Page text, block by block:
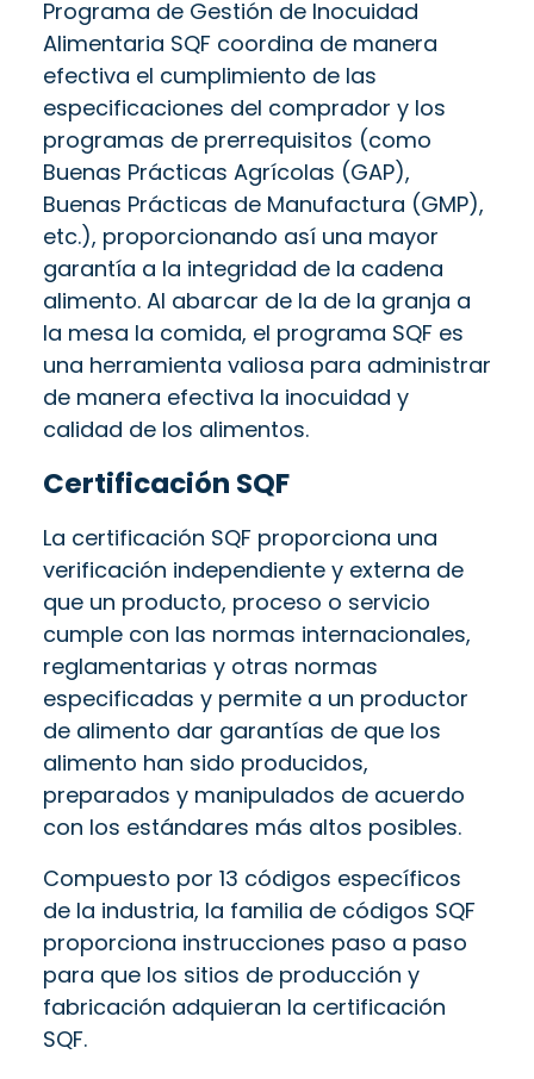
Programa de Gestión de Inocuidad
Alimentaria SQF coordina de manera
efectiva el cumplimiento de las
especificaciones del comprador y los
programas de prerrequisitos (como
Buenas Prácticas Agrícolas (GAP),
Buenas Prácticas de Manufactura (GMP),
etc.), proporcionando así una mayor
garantía a la integridad de la cadena
alimento. Al abarcar de la de la granja a
la mesa la comida, el programa SQF es
una herramienta valiosa para administrar
de manera efectiva la inocuidad y
calidad de los alimentos.
Certificación SQF
La certificación SQF proporciona una
verificación independiente y externa de
que un producto, proceso o servicio
cumple con las normas internacionales,
reglamentarias y otras normas
especificadas y permite a un productor
de alimento dar garantías de que los
alimento han sido producidos,
preparados y manipulados de acuerdo
con los estándares más altos posibles.
Compuesto por 13 códigos específicos
de la industria, la familia de códigos SQF
proporciona instrucciones paso a paso
para que los sitios de producción y
fabricación adquieran la certificación
SQF.